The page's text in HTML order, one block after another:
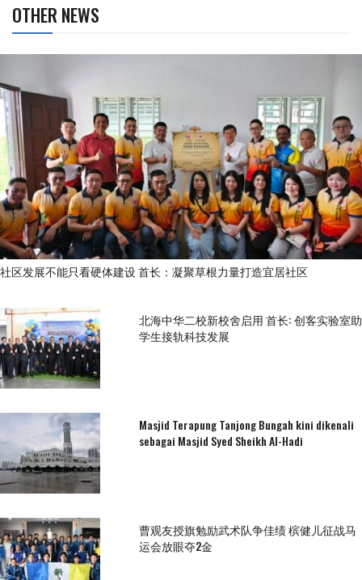
OTHER NEWS
社区发展不能只看硬体建设 首长：凝聚草根力量打造宜居社区
北海中华二校新校舍启用 首长: 创客实验室助
学生接轨科技发展
Masjid Terapung Tanjong Bungah kini dikenali
sebagai Masjid Syed Sheikh Al-Hadi
曹观友授旗勉励武术队争佳绩 槟健儿征战马
运会放眼夺2金